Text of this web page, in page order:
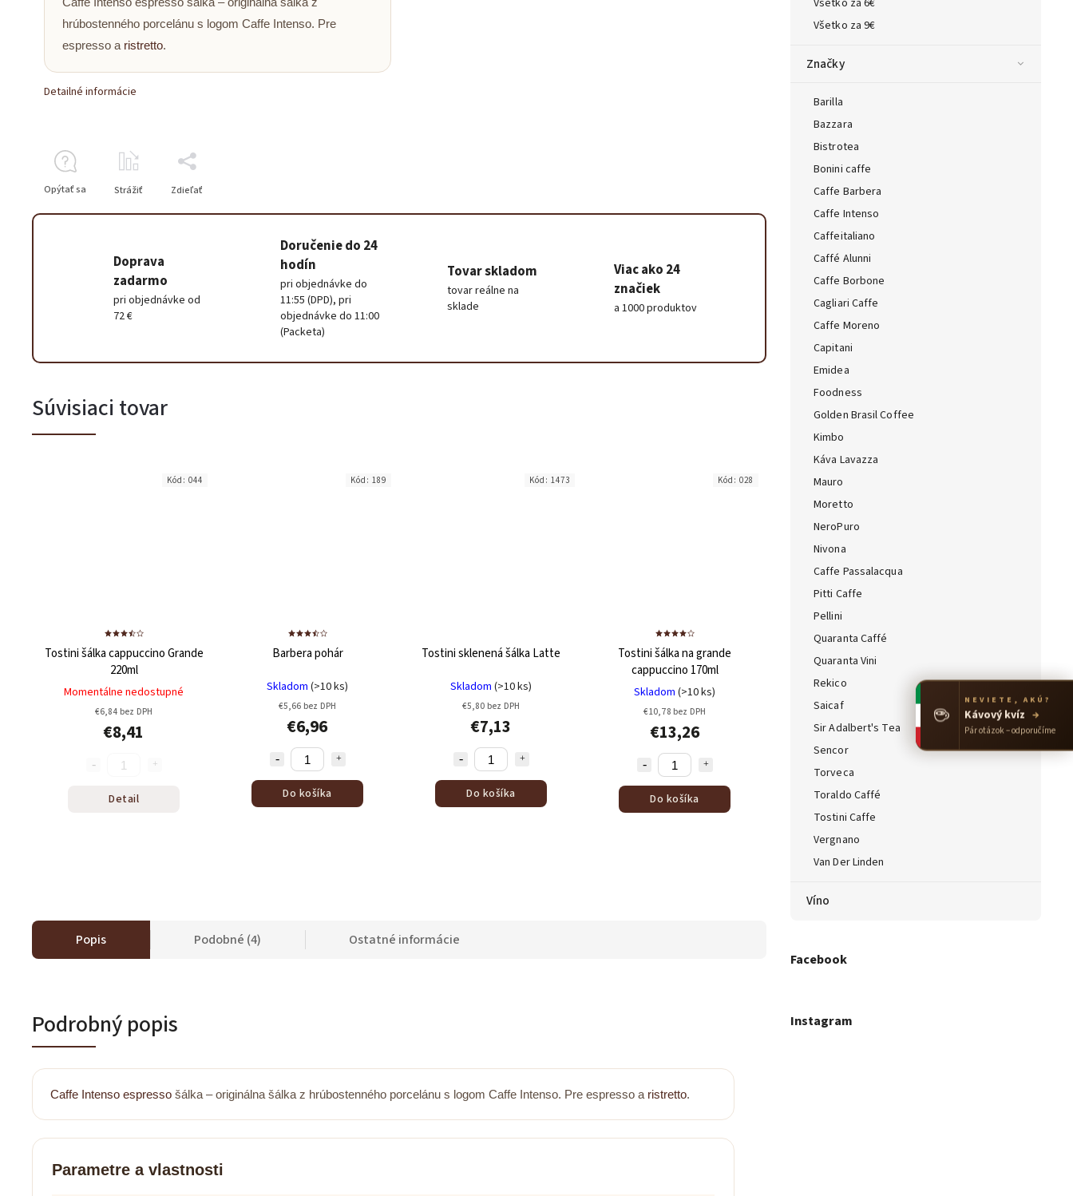
Všetko za 6€
Všetko za 9€
Značky
Barilla
Bazzara
Bistrotea
Bonini caffe
Caffe Barbera
Caffe Intenso
Caffeitaliano
Caffé Alunni
Caffe Borbone
Cagliari Caffe
Caffe Moreno
Capitani
Emidea
Foodness
Golden Brasil Coffee
Kimbo
Káva Lavazza
Mauro
Moretto
NeroPuro
Nivona
Caffe Passalacqua
Pitti Caffe
Pellini
Quaranta Caffé
Quaranta Vini
Rekico
Saicaf
Sir Adalbert's Tea
Sencor
Torveca
Toraldo Caffé
Tostini Caffe
Vergnano
Van Der Linden
Víno
Facebook
Instagram
hrúbostenného porcelánu s logom Caffe Intenso. Pre
espresso a ristretto.
Detailné informácie
Opýtať sa Strážiť Zdieľať
Doprava
zadarmo
pri objednávke od
72 €
Doručenie do 24
hodín
pri objednávke do
11:55 (DPD), pri
objednávke do 11:00
(Packeta)
Tovar skladom
tovar reálne na
sklade
Viac ako 24
značiek
a 1000 produktov
Súvisiaci tovar
Tostini šálka cappuccino Grande
220ml
Momentálne nedostupné
€6,84 bez DPH
€8,41
Detail
Kód: 044
Barbera pohár
Skladom (>10 ks)
€5,66 bez DPH
€6,96
Do košíka
Kód: 189
Tostini sklenená šálka Latte
Skladom (>10 ks)
€5,80 bez DPH
€7,13
Do košíka
Kód: 1473
Tostini šálka na grande
cappuccino 170ml
Skladom (>10 ks)
€10,78 bez DPH
€13,26
Do košíka
Kód: 028
Popis Podobné (4) Ostatné informácie
Podrobný popis
Caffe Intenso espresso šálka – originálna šálka z hrúbostenného porcelánu s logom Caffe Intenso. Pre espresso a ristretto.
Parametre a vlastnosti
Barista — poradca Caffeitaliano
☕ NEVIETE, AKÚ?
Kávový kvíz →
Pár otázok – odporučíme